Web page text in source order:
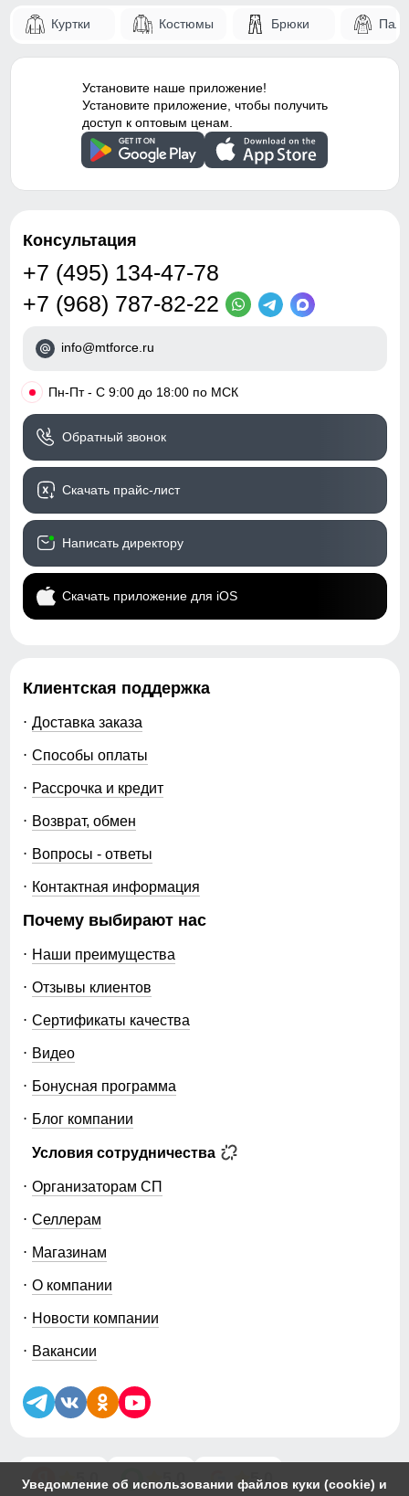
Уведомление об использовании файлов куки (cookie) и
Куртки Костюмы Брюки
Установите наше приложение!
Установите приложение, чтобы получить
доступ к оптовым ценам.
Консультация
+7 (495) 134-47-78
+7 (968) 787-82-22
info@mtforce.ru
• Пн-Пт - С 9:00 до 18:00 по МСК
Обратный звонок
Скачать прайс-лист
Написать директору
Скачать приложение для iOS
Клиентская поддержка
Доставка заказа
Способы оплаты
Рассрочка и кредит
Возврат, обмен
Вопросы - ответы
Контактная информация
Почему выбирают нас
Наши преимущества
Отзывы клиентов
Сертификаты качества
Видео
Бонусная программа
Блог компании
Условия сотрудничества
Организаторам СП
Селлерам
Магазинам
О компании
Новости компании
Вакансии
5.0 5.0 5.0